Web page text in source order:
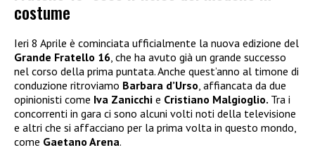
costume
Ieri 8 Aprile è cominciata ufficialmente la nuova edizione del
Grande Fratello 16, che ha avuto già un grande successo
nel corso della prima puntata. Anche quest’anno al timone di
conduzione ritroviamo Barbara d’Urso, affiancata da due
opinionisti come Iva Zanicchi e Cristiano Malgioglio. Tra i
concorrenti in gara ci sono alcuni volti noti della televisione
e altri che si affacciano per la prima volta in questo mondo,
come Gaetano Arena.